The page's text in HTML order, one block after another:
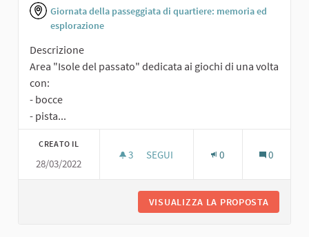
Giornata della passeggiata di quartiere: memoria ed
esplorazione
Descrizione
Area "Isole del passato" dedicata ai giochi di una volta
con:
- bocce
- pista...
CREATO IL
28/03/2022
3 3 SOSTENITORI
SEGUI 0 0
VISUALIZZA LA PROPOSTA